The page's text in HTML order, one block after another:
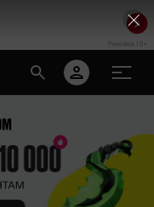
Реклама 18+